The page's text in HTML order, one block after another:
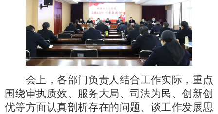
会上，各部门负责人结合工作实际，重点
围绕审执质效、服务大局、司法为民、创新创
优等方面认真剖析存在的问题、谈工作发展思